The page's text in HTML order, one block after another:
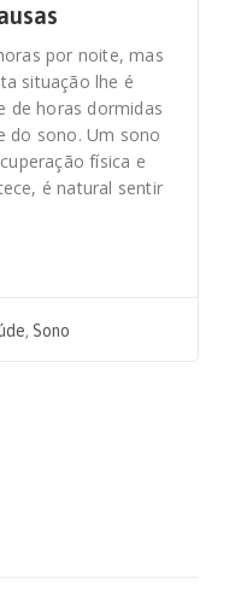
por noite, mas
situação lhe é
de horas dormidas
do sono. Um sono
física e
é natural sentir
, Sono